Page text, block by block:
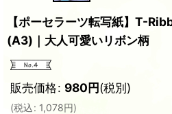
【ポーセラーツ転写紙】T-
(A3)｜大人可愛いリボン柄
販売価格: 980円(税別)
(税込: 1,078円)